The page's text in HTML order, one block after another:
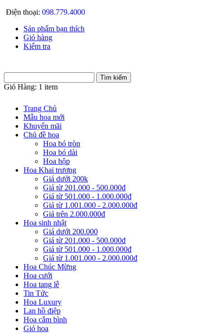
Điện thoại: 098.779.4000
Sản phẩm bạn thích
Giỏ hàng
Kiểm tra
Giỏ Hàng: 1 item
Trang Chủ
Mẫu hoa mới
Khuyến mãi
Chủ đề hoa
Hoa bó tròn
Hoa bó dài
Hoa hộp
Hoa Khai trương
Giá dưới 200k
Giá từ 201.000 - 500.000đ
Giá từ 501.000 - 1.000.000đ
Giá từ 1.001.000 - 2.000.000đ
Giá trên 2.000.000đ
Hoa sinh nhật
Giá dưới 200.000
Giá từ 201.000 - 500.000đ
Giá từ 501.000 - 1.000.000đ
Giá từ 1.001.000 - 2.000.000đ
Hoa Chúc Mừng
Hoa cưới
Hoa tang lễ
Tin Tức
Hoa Luxury
Lan hồ điệp
Hoa cắm bình
Giỏ hoa